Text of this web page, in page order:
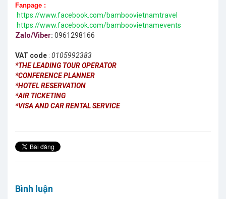
Fanpage :
https://www.facebook.com/bamboovietnamtravel
https://www.facebook.com/bamboovietnamevents
Zalo/Viber: 0961298166
VAT code : 0105992383
*THE LEADING TOUR OPERATOR
*CONFERENCE PLANNER
*HOTEL RESERVATION
*AIR TICKETING
*VISA AND CAR RENTAL SERVICE
Bình luận